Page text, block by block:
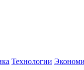
Технологии